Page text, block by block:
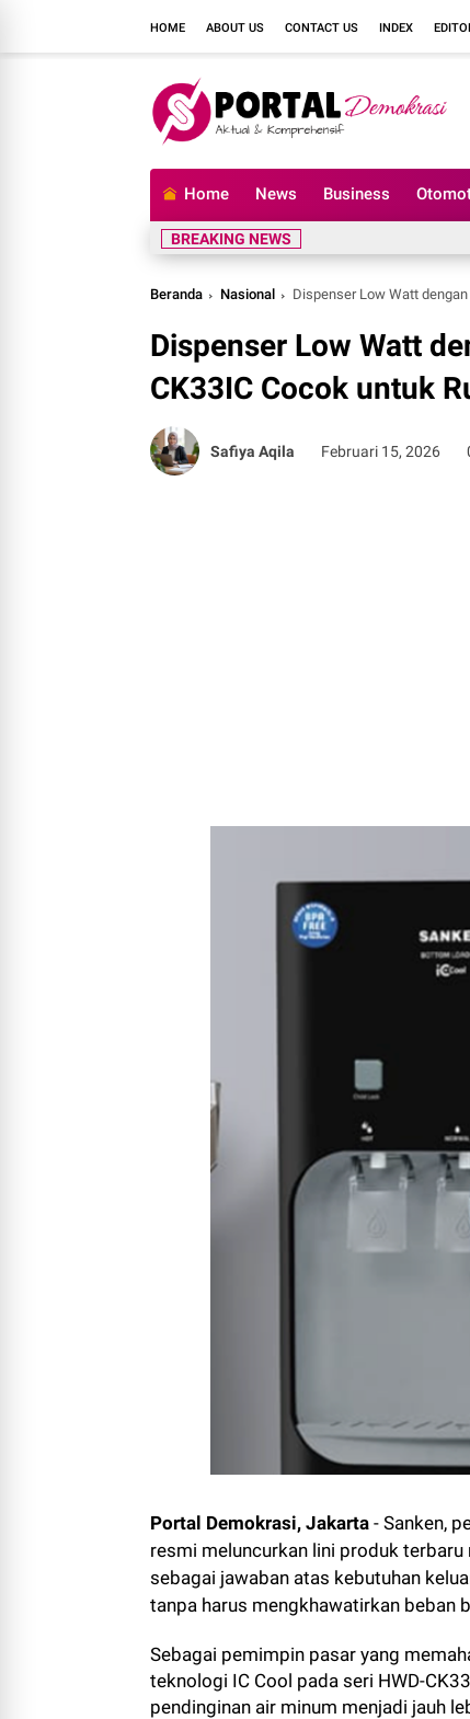
HOME ABOUT US CONTACT US INDEX
Home News Business
BREAKING NEWS
Beranda Nasional Dispenser Low Watt
Dispenser Low Watt
CK33IC Cocok untuk
Safiya Aqila Februari 15, 2026
Portal Demokrasi, Jakarta - Sanken,
resmi meluncurkan lini produk terbaru
sebagai jawaban atas kebutuhan
tanpa harus mengkhawatirkan beban
Sebagai pemimpin pasar yang
teknologi IC Cool pada seri HWD-
pendinginan air minum menjadi jauh